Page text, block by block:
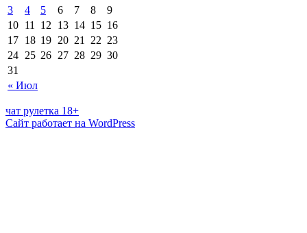
« Июл
3
4 5 6 7 8
9
10 11 12 13 14 15 16
17 18 19 20 21 22 23
24 25 26 27 28 29 30
31
чат рулетка 18+
Сайт работает на WordPress